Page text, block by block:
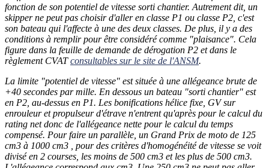
fonction de son potentiel de vitesse sorti chantier. Autrement dit, un
skipper ne peut pas choisir d'aller en classe P1 ou classe P2, c'est
son bateau qui l'affecte à une des deux classes. De plus, il y a des
conditions à remplir pour être considéré comme "plaisance". Cela
figure dans la feuille de demande de dérogation P2 et dans le
règlement CVATconsultables sur le site de l'ANSM.
La limite "potentiel de vitesse" est située à une allégeance brute de
+40 secondes par mille. En dessous un bateau "sorti chantier" est
en P2, au-dessus en P1. Les bonifications hélice fixe, GV sur
enrouleur et propulseur d'étrave n'entrent qu'après pour le calcul du
rating net donc de l'allégeance nette pour le calcul du temps
compensé. Pour faire un parallèle, un Grand Prix de moto de 125
cm3 à 1000 cm3 , pour des critères d'homogénéité de vitesse se voit
divisé en 2 courses, les moins de 500 cm3 et les plus de 500 cm3.